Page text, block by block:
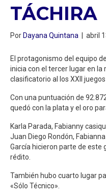
TÁCHIRA
Por Dayana Quintana abril
El protagonismo del equipo
inicia con el tercer lugar en
clasificatorio al los XXII
Con una puntuación de
quedó con la plata y el oro
Karla Parada, Fabianny
Juan Diego Rondón,
García hicieron parte de este
rédito.
También hubo cuarto lugar
«Sólo Técnico».